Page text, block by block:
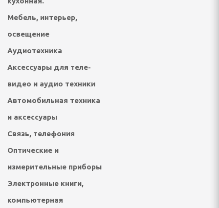
ТЕХНИКА
и
плиты
вентиляторы
Мебель, интерьер,
освещение
Аудиотехника
Аксессуары для теле-
видео и аудио техники
Автомобильная техника
и аксессуары
Связь, телефония
Оптические и
измерительные приборы
Электронные книги,
компьютерная